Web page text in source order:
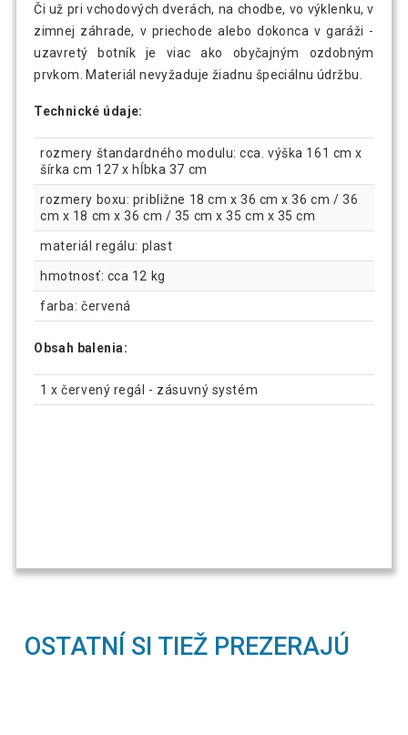
Či už pri vchodových dverách, na chodbe, vo výklenku, v
zimnej záhrade, v priechode alebo dokonca v garáži -
uzavretý botník je viac ako obyčajným ozdobným
prvkom. Materiál nevyžaduje žiadnu špeciálnu údržbu.
Technické údaje:
rozmery štandardného modulu: cca. výška 161 cm x
šírka cm 127 x hĺbka 37 cm
rozmery boxu: približne 18 cm x 36 cm x 36 cm / 36
cm x 18 cm x 36 cm / 35 cm x 35 cm x 35 cm
materiál regálu: plast
hmotnosť: cca 12 kg
farba: červená
Obsah balenia:
1 x červený regál - zásuvný systém
OSTATNÍ SI TIEŽ PREZERAJÚ